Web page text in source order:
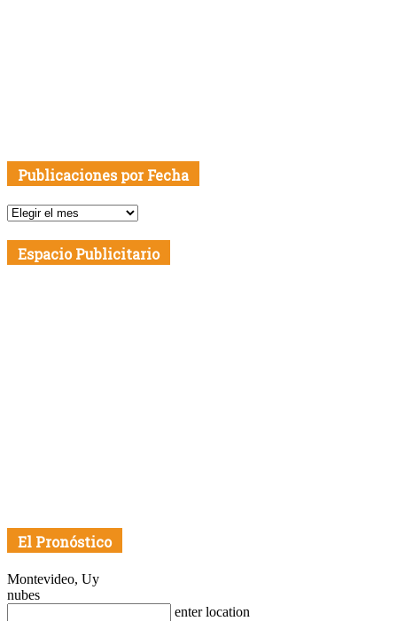
Publicaciones por Fecha
Publicaciones
Fecha
Espacio Publicitario
El Pronóstico
Montevideo, Uy
nubes
enter location